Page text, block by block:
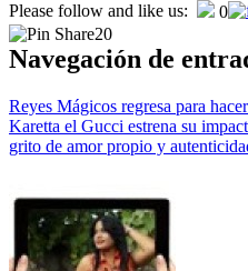
Please follow and like us: 0
20
Navegación de
Reyes Mágicos regresa para
Karetta el Gucci estrena su
grito de amor propio y